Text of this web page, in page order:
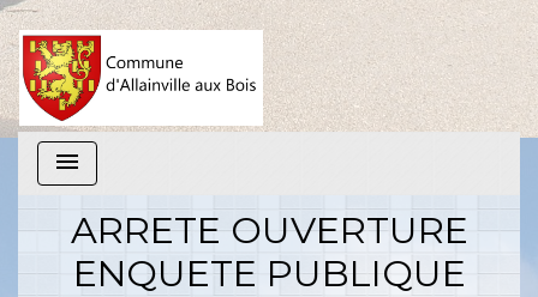
menu
ARRETE OUVERTURE
ENQUETE PUBLIQUE